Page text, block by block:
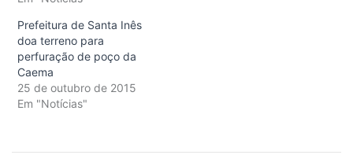
Prefeitura de Santa Inês
doa terreno para
perfuração de poço da
Caema
25 de outubro de 2015
Em "Notícias"